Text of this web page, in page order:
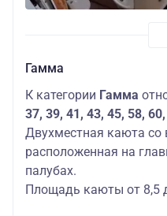
Гамма
К категории Гамма
37, 39, 41, 43, 45, 58,
Двухместная каюта со
расположенная на
палубах.
Площадь каюты от 8,5